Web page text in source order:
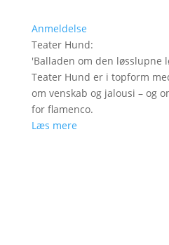
Anmeldelse
Teater Hund:
'Balladen om den løsslupne
Teater Hund er i topform
om venskab og jalousi – og
for flamenco.
Læs mere